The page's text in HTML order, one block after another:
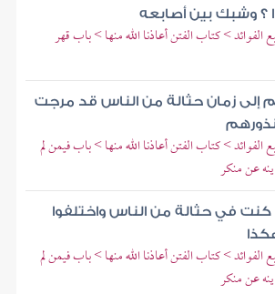
؟ وشبك بين أصابعه
الفوائد > كتاب الفتن أعاذنا الله منها > باب قهر
إلى زمان حثالة من الناس قد مرجت
الفوائد > كتاب الفتن أعاذنا الله منها > باب فيمن لم
عن منكر
كنت في حثالة من الناس واختلفوا
الفوائد > كتاب الفتن أعاذنا الله منها > باب فيمن لم
عن منكر